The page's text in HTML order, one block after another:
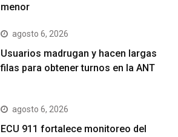
menor
agosto 6, 2026
Usuarios madrugan y hacen largas
filas para obtener turnos en la ANT
agosto 6, 2026
ECU 911 fortalece monitoreo del